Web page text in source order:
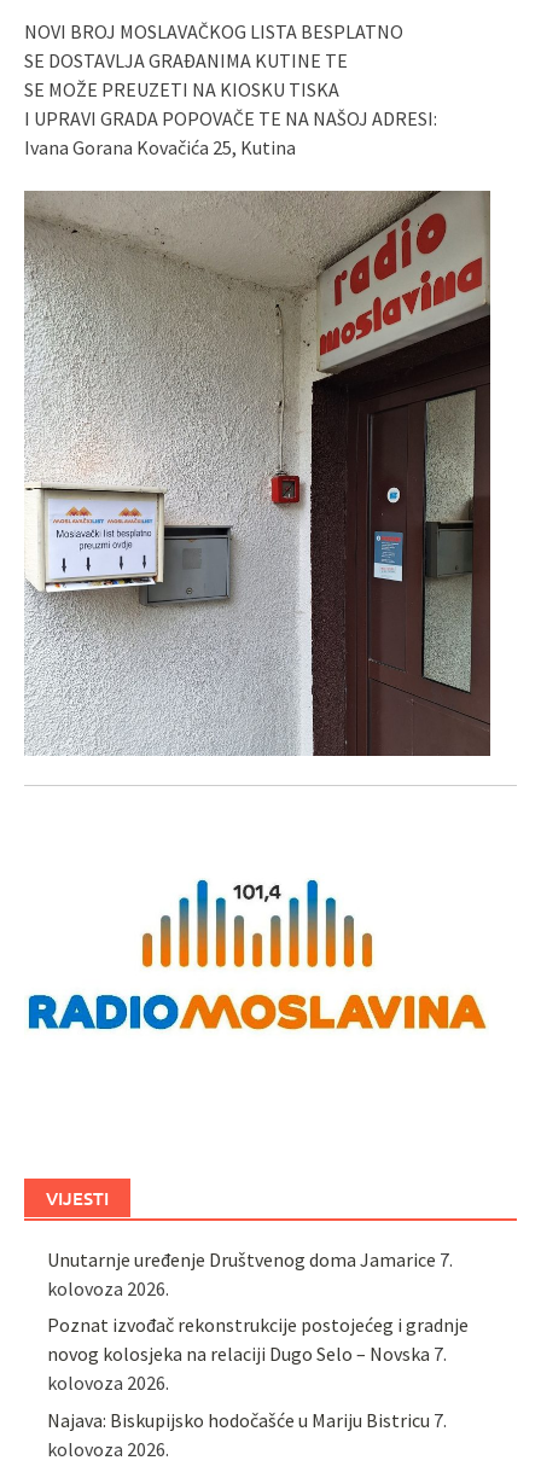
NOVI BROJ MOSLAVAČKOG LISTA BESPLATNO
SE DOSTAVLJA GRAĐANIMA KUTINE TE
SE MOŽE PREUZETI NA KIOSKU TISKA
I UPRAVI GRADA POPOVAČE TE NA NAŠOJ ADRESI:
Ivana Gorana Kovačića 25, Kutina
VIJESTI
Unutarnje uređenje Društvenog doma Jamarice 7.
kolovoza 2026.
Poznat izvođač rekonstrukcije postojećeg i gradnje
novog kolosjeka na relaciji Dugo Selo – Novska 7.
kolovoza 2026.
Najava: Biskupijsko hodočašće u Mariju Bistricu 7.
kolovoza 2026.